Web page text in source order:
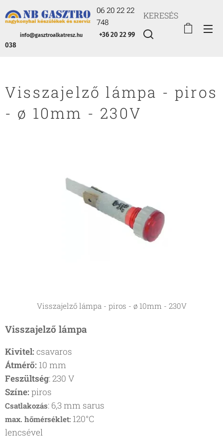
06 20 22 22
748
info@gasztroalkatresz.hu
+36 20 22 99
038
KERESÉS
Visszajelző lámpa - piros
- ø 10mm - 230V
Visszajelző lámpa - piros - ø 10mm - 230V
Visszajelző lámpa
Kivitel: csavaros
Átmérő: 10 mm
Feszültség: 230 V
Színe: piros
Csatlakozás: 6,3 mm sarus
max. hőmérséklet: 120°C
lencsével